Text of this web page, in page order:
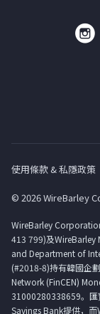
使用條款 & 私隱政策
© 2026 WireBarley
WireBarley
413 799)及WireBarley
and Department of
(#2018-8)持有韓國企
Network (FinCEN)
31000280338659。匯
Savings Bank提供，